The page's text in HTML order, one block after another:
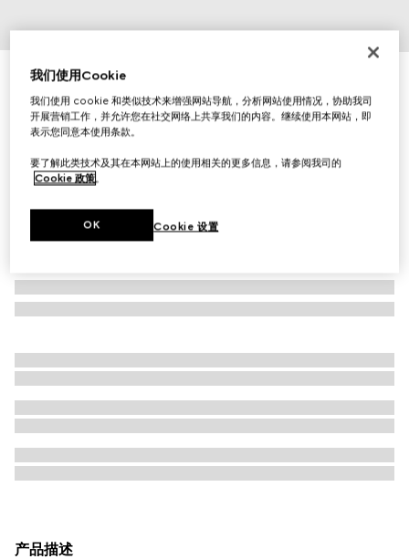
椭圆形镜框太阳眼镜
A$735
相关款式深玳瑁色
产品描述
我们使用Cookie
我们使用 cookie 和类似技术来增强网站导航，分析网站使用情况，协助我司
开展营销工作，并允许您在社交网络上共享我们的内容。继续使用本网站，即
表示您同意本使用条款。
要了解此类技术及其在本网站上的使用相关的更多信息，请参阅我司的
Cookie 政策。
Cookie 设置
OK